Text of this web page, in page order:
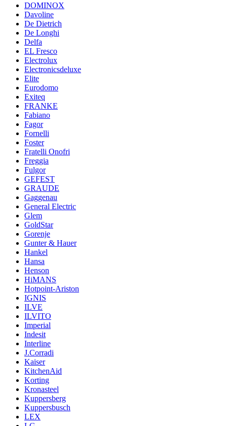
DOMINOX
Davoline
De Dietrich
De Longhi
Delfa
EL Fresco
Electrolux
Electronicsdeluxe
Elite
Eurodomo
Exiteq
FRANKE
Fabiano
Fagor
Fornelli
Foster
Fratelli Onofri
Freggia
Fulgor
GEFEST
GRAUDE
Gaggenau
General Electric
Glem
GoldStar
Gorenje
Gunter & Hauer
Hankel
Hansa
Henson
HiMANS
Hotpoint-Ariston
IGNIS
ILVE
ILVITO
Imperial
Indesit
Interline
J.Corradi
Kaiser
KitchenAid
Korting
Kronasteel
Kuppersberg
Kuppersbusch
LEX